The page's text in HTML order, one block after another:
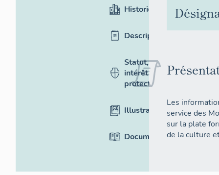
Historique
Description
Statut,
intérêt et
protection
Illustrations
Documentation
Les
service des
sur la plate
de la culture